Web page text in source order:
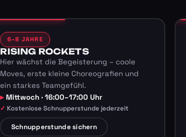
6–8 JAHRE
RISING ROCKETS
Hier wächst die Begeisterung – coole
Moves, erste kleine Choreografien und
ein starkes Teamgefühl.
Mittwoch · 16:00–17:00 Uhr
Kostenlose Schnupperstunde jederzeit
Schnupperstunde sichern